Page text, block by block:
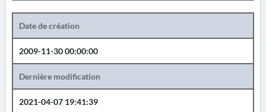
Date de création
2009-11-30 00:00:00
Dernière modification
2021-04-07 19:41:39